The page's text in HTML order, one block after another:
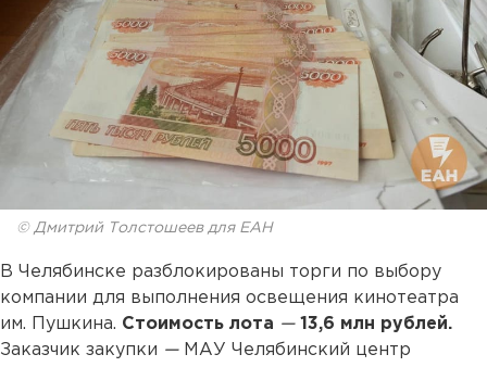
© Дмитрий Толстошеев для ЕАН
В Челябинске разблокированы торги по выбору
компании для выполнения освещения кинотеатра
им. Пушкина. Стоимость лота —13,6 млн рублей.
Заказчик закупки —МАУ Челябинский центр